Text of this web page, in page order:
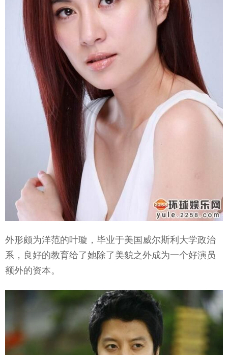
外形颇为洋范的叶璇，毕业于美国威尔斯利大学政治
系，良好的教育给了她除了美貌之外成为一个好演员
额外的资本。